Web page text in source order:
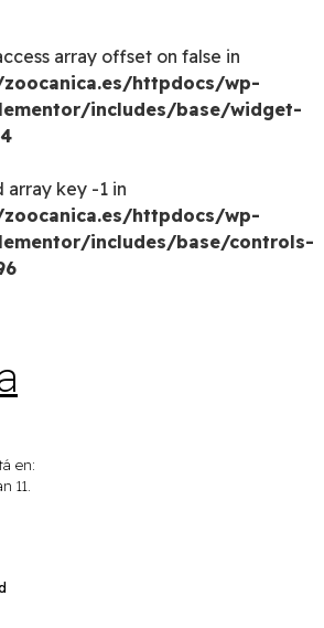
array offset on false in
httpdocs/wp-
includes/base/widget-
array key -1 in
httpdocs/wp-
includes/base/controls-
en:
11.